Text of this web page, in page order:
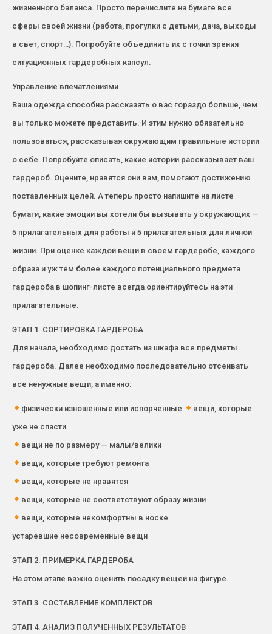
жизненного баланса. Просто перечислите на бумаге все
сферы своей жизни (работа, прогулки с детьми, дача, выходы
в свет, спорт…). Попробуйте объединить их с точки зрения
ситуационных гардеробных капсул.
Управление впечатлениями
Ваша одежда способна рассказать о вас гораздо больше, чем
вы только можете представить. И этим нужно обязательно
пользоваться, рассказывая окружающим правильные истории
о себе. Попробуйте описать, какие истории рассказывает ваш
гардероб. Оцените, нравятся они вам, помогают достижению
поставленных целей. А теперь просто напишите на листе
бумаги, какие эмоции вы хотели бы вызывать у окружающих —
5 прилагательных для работы и 5 прилагательных для личной
жизни. При оценке каждой вещи в своем гардеробе, каждого
образа и уж тем более каждого потенциального предмета
гардероба в шопинг-листе всегда ориентируйтесь на эти
прилагательные.
ЭТАП 1. СОРТИРОВКА ГАРДЕРОБА
Для начала, необходимо достать из шкафа все предметы
гардероба. Далее необходимо последовательно отсеивать
все ненужные вещи, а именно:
физически изношенные или испорченные
вещи, которые
уже не спасти
вещи не по размеру — малы/велики
вещи, которые требуют ремонта
вещи, которые не нравятся
вещи, которые не соответствуют образу жизни
вещи, которые некомфортны в носке
устаревшие несовременные вещи
ЭТАП 2. ПРИМЕРКА ГАРДЕРОБА
На этом этапе важно оценить посадку вещей на фигуре.
ЭТАП 3. СОСТАВЛЕНИЕ КОМПЛЕКТОВ
ЭТАП 4. АНАЛИЗ ПОЛУЧЕННЫХ РЕЗУЛЬТАТОВ